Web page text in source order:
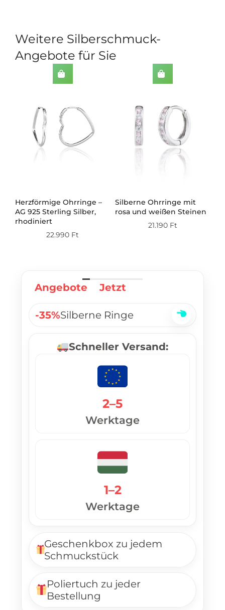
Weitere Silberschmuck-
Angebote für Sie
Herzförmige Ohrringe –
AG 925 Sterling Silber,
rhodiniert
22.990 Ft
Silberne Ohrringe mit
rosa und weißen Steinen
21.190 Ft
Angebote Jetzt
-35%Silberne Ringe
Schneller Versand:
1–2
Werktage
2–5
Werktage
Geschenkbox zu jedem
Schmuckstück
Poliertuch zu jeder
Bestellung